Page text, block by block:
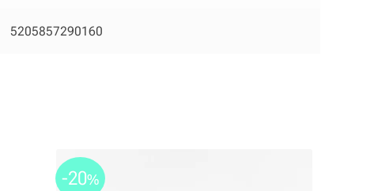
5205857290160
-20%